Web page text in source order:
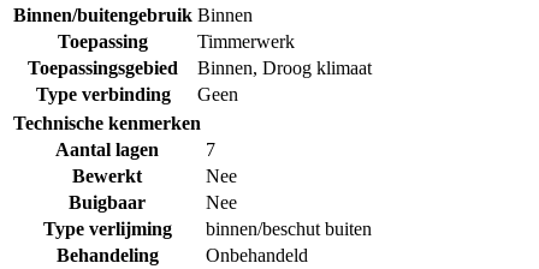
Binnen/buitengebruik Binnen
Toepassing
Timmerwerk
Toepassingsgebied
Binnen, Droog klimaat
Type verbinding
Geen
Technische kenmerken
Aantal lagen
7
Bewerkt
Nee
Buigbaar
Nee
Type verlijming
binnen/beschut buiten
Behandeling
Onbehandeld